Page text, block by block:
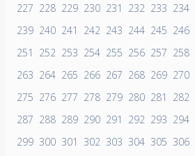
227 228 229 230 231 232 233 234
239 240 241 242 243 244 245 246
251
252 253 254 255 256 257 258
263 264 265 266 267 268 269 270
275 276 277 278 279 280 281 282
287 288 289 290 291 292 293 294
299 300 301 302 303 304 305 306